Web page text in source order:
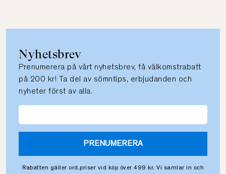
Nyhetsbrev
Prenumerera på vårt nyhetsbrev, få välkomstrabatt
på 200 kr! Ta del av sömntips, erbjudanden och
nyheter först av alla.
PRENUMERERA
Rabatten gäller ord.priser vid köp över 499 kr. Vi samlar in och